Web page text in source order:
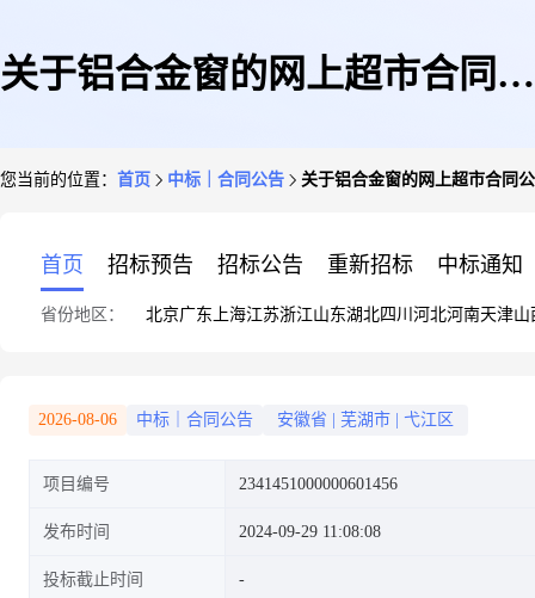
关于铝合金窗的网上超市合同公
您当前的位置： 首页 中标｜合同公告 关于铝合金窗的网上超市合同
首页 招标预告 招标公告 重新招标 中标通知
省份地区： 北京广东 上海江苏浙江山东湖北四川 河北河南天津山
2026-08-06 中标｜合同公告 安徽省 芜湖市 弋江区
项目编号 2341451000000601456
发布时间 2024-09-29 11:08:08
投标截止时间